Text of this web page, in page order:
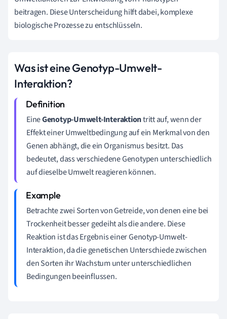
beitragen. Diese Unterscheidung hilft dabei, komplexe
biologische Prozesse zu entschlüsseln.
Was ist eine Genotyp-Umwelt-
Interaktion?
EineGenotyp-Umwelt-Interaktiontritt auf, wenn der
Effekt einer Umweltbedingung auf ein Merkmal von den
Genen abhängt, die ein Organismus besitzt. Das
bedeutet, dass verschiedene Genotypen unterschiedlich
auf dieselbe Umwelt reagieren können.
Betrachte zwei Sorten von Getreide, von denen eine bei
Trockenheit besser gedeiht als die andere. Diese
Reaktion ist das Ergebnis einer Genotyp-Umwelt-
Interaktion, da die genetischen Unterschiede zwischen
den Sorten ihr Wachstum unter unterschiedlichen
Bedingungen beeinflussen.